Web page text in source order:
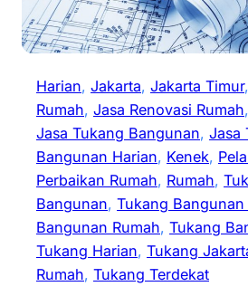
Harian, Jakarta, Jakarta Timur,
Rumah, Jasa Renovasi Rumah,
Jasa Tukang Bangunan, Jasa
Bangunan Harian, Kenek,
Perbaikan Rumah, Rumah,
Bangunan, Tukang Bangunan
Bangunan Rumah, Tukang
Tukang Harian, Tukang
Rumah, Tukang Terdekat